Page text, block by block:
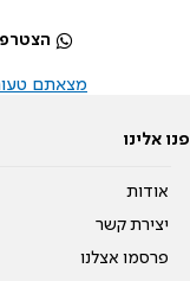
מצאתם
פנו אלינו
אודות
יצירת קשר
פרסמו אצלנו